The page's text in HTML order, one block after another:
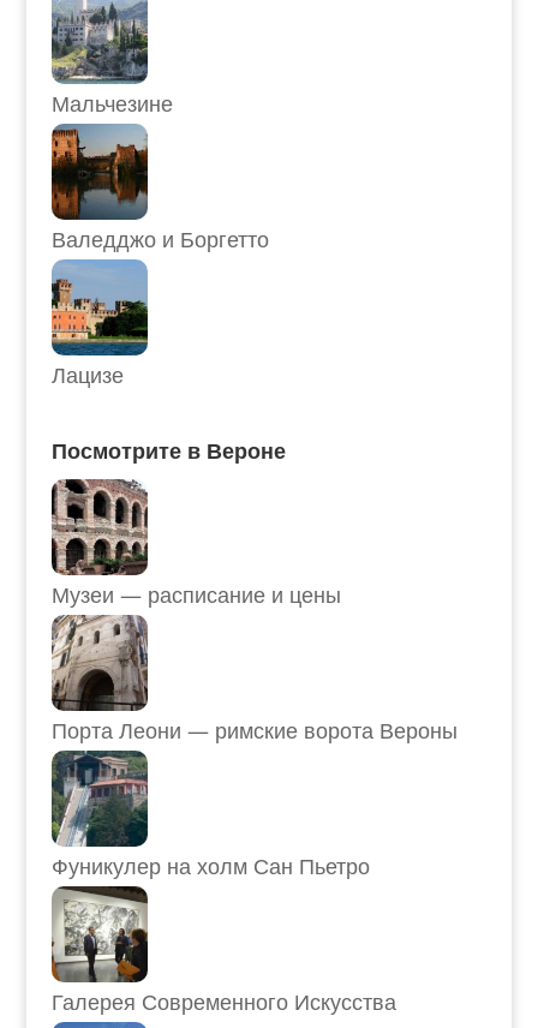
Мальчезине
Валедджо и Боргетто
Лацизе
Посмотрите в Вероне
Музеи — расписание и цены
Порта Леони — римские ворота Вероны
Фуникулер на холм Сан Пьетро
Галерея Современного Искусства